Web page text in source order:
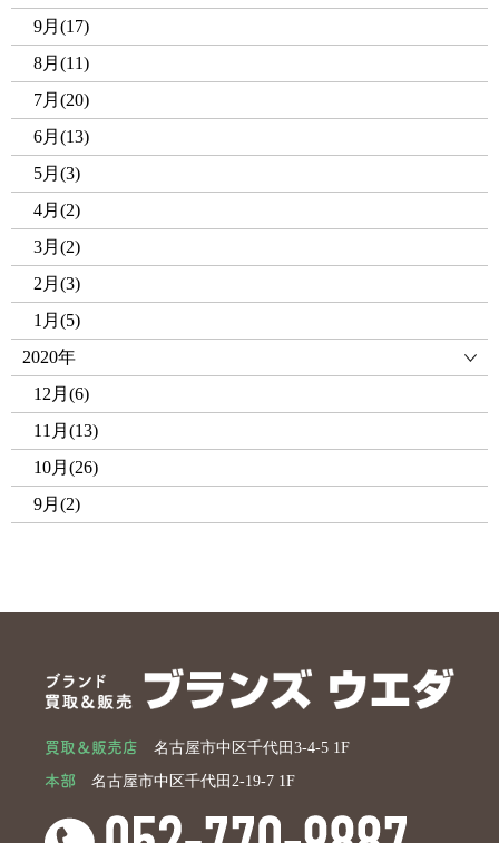
9月(17)
8月(11)
7月(20)
6月(13)
5月(3)
4月(2)
3月(2)
2月(3)
1月(5)
2020年
12月(6)
11月(13)
10月(26)
9月(2)
買取＆販売店 名古屋市中区千代田3-4-5 1F
本部 名古屋市中区千代田2-19-7 1F